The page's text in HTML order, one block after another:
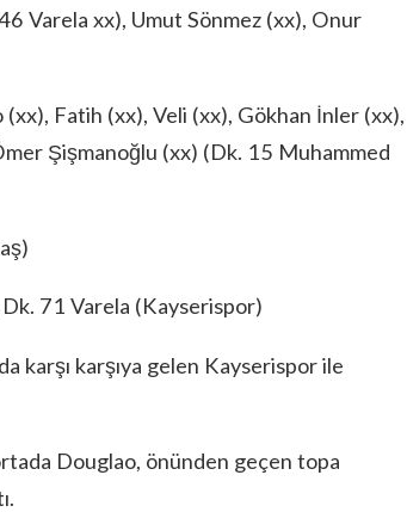
Varela xx), Umut Sönmez (xx), Onur
Fatih (xx), Veli (xx), Gökhan İnler (xx),
Şişmanoğlu (xx) (Dk. 15 Muhammed
71 Varela (Kayserispor)
karşı karşıya gelen Kayserispor ile
Douglao, önünden geçen topa